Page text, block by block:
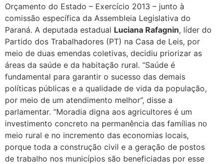
Orçamento do Estado – Exercício 2013 – junto à
comissão específica da Assembleia Legislativa do
Paraná. A deputada estadual Luciana Rafagnin, líder do
Partido dos Trabalhadores (PT) na Casa de Leis, por
meio de duas emendas coletivas, decidiu priorizar as
áreas da saúde e da habitação rural. “Saúde é
fundamental para garantir o sucesso das demais
políticas públicas e a qualidade de vida da população,
por meio de um atendimento melhor”, disse a
parlamentar. “Moradia digna aos agricultores é um
investimento concreto na permanência das famílias no
meio rural e no incremento das economias locais,
porque toda a construção civil e a geração de postos
de trabalho nos municípios são beneficiadas por esse